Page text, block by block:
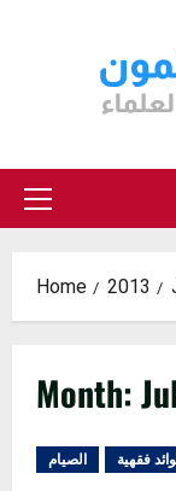
Primary
Home 2013
Month:
الصيام فقهية